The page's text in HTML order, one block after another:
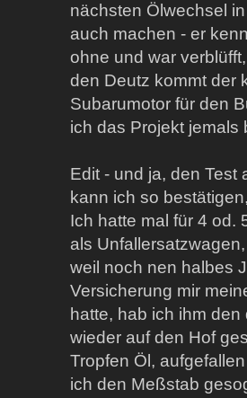
nächsten Ölwechsel
auch machen - er
ohne und war
den Deutz kommt der
Subarumotor für den
ich das Projekt
Edit - und ja, den Test
kann ich so
Ich hatte mal für 4 od.
als
weil noch nen halbes
Versicherung mir
hatte, hab ich ihm
wieder auf den Hof
Tropfen Öl,
ich den Meßstab